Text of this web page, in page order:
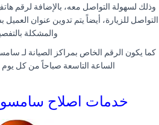
وذلك لسهولة التواصل معه، بالإضافة لرقم
التواصل للزيارة، أيضاً يتم تدوين عنوان
والمشكلة
كما يكون الرقم الخاص بمراكز الصيانة لـ
الساعة التاسعة صباحاً من كل
خدمات اصلاح